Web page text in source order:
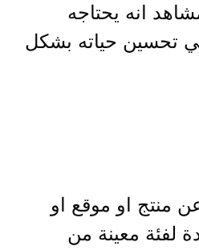
انه يحتاجه
تحسين حياته بشكل
منتج او موقع او
لفئة معينة من